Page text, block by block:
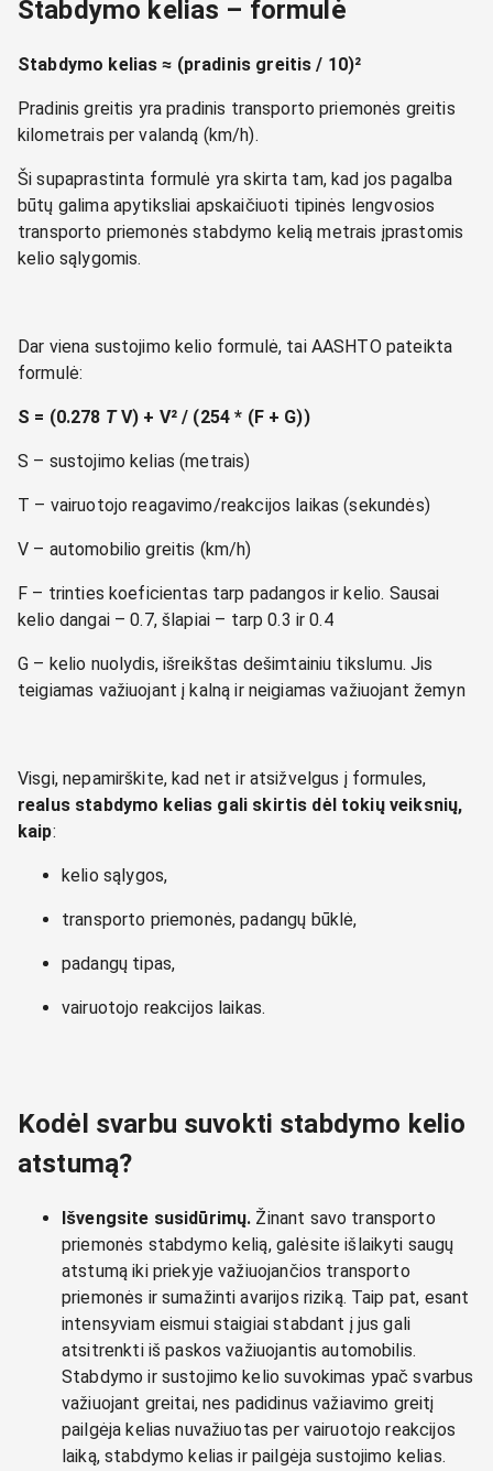
Stabdymo kelias – formulė
Stabdymo kelias ≈ (pradinis greitis / 10)²
Pradinis greitis yra pradinis transporto priemonės greitis
kilometrais per valandą (km/h).
Ši supaprastinta formulė yra skirta tam, kad jos pagalba
būtų galima apytiksliai apskaičiuoti tipinės lengvosios
transporto priemonės stabdymo kelią metrais įprastomis
kelio sąlygomis.
Dar viena sustojimo kelio formulė, tai AASHTO pateikta
formulė:
S = (0.278 TV) + V² / (254 * (F + G))
S – sustojimo kelias (metrais)
T – vairuotojo reagavimo/reakcijos laikas (sekundės)
V – automobilio greitis (km/h)
F – trinties koeficientas tarp padangos ir kelio. Sausai
kelio dangai – 0.7, šlapiai – tarp 0.3 ir 0.4
G – kelio nuolydis, išreikštas dešimtainiu tikslumu. Jis
teigiamas važiuojant į kalną ir neigiamas važiuojant žemyn
Visgi, nepamirškite, kad net ir atsižvelgus į formules,
realus stabdymo kelias gali skirtis dėl tokių veiksnių,
kaip:
kelio sąlygos,
transporto priemonės, padangų būklė,
padangų tipas,
vairuotojo reakcijos laikas.
Kodėl svarbu suvokti stabdymo kelio
atstumą?
Išvengsite susidūrimų. Žinant savo transporto
priemonės stabdymo kelią, galėsite išlaikyti saugų
atstumą iki priekyje važiuojančios transporto
priemonės ir sumažinti avarijos riziką. Taip pat, esant
intensyviam eismui staigiai stabdant į jus gali
atsitrenkti iš paskos važiuojantis automobilis.
Stabdymo ir sustojimo kelio suvokimas ypač svarbus
važiuojant greitai, nes padidinus važiavimo greitį
pailgėja kelias nuvažiuotas per vairuotojo reakcijos
laiką, stabdymo kelias ir pailgėja sustojimo kelias.